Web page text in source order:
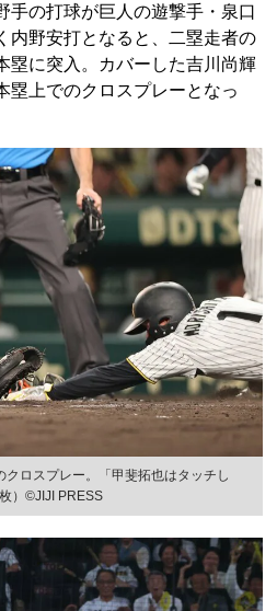
手の打球が巨人の遊撃手・泉口
内野安打となると、二塁走者の
塁に突入。カバーした吉川尚輝
塁上でのクロスプレーとなっ
クロスプレー。「甲斐拓也はタッチし
）©JIJI PRESS